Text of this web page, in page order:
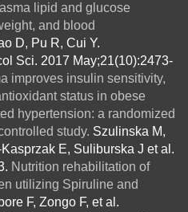
lipid and glucose
and blood
D, Pu R, Cui Y.
Sci. 2017 May;21(10):2473-
improves insulin sensitivity,
status in obese
hypertension: a randomized
study. Szulinska M,
E, Suliburska J et al.
Nutrition rehabilitation of
utilizing Spiruline and
F, Zongo F, et al.